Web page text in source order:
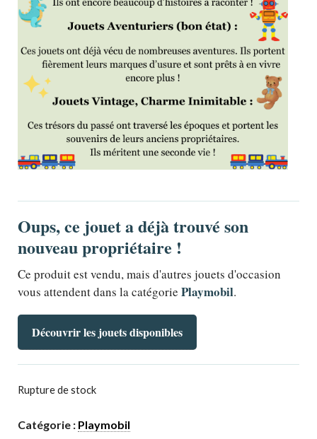
Oups, ce jouet a déjà trouvé son
nouveau propriétaire !
Ce produit est vendu, mais d'autres jouets d'occasion
vous attendent dans la catégorie Playmobil.
Découvrir les jouets disponibles
Rupture de stock
Catégorie : Playmobil